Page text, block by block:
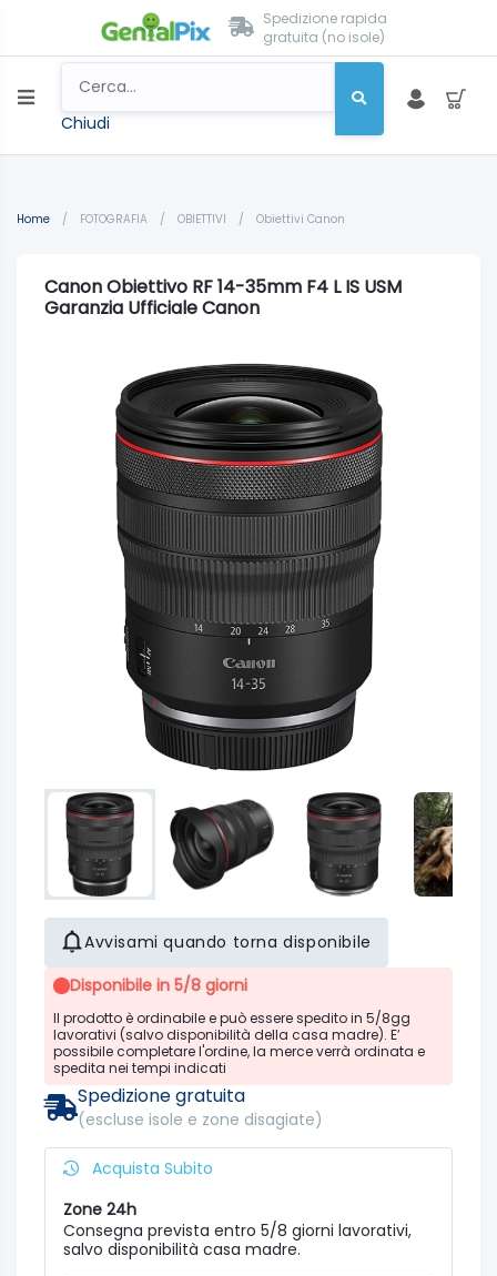
Spedizione rapida
gratuita (no isole)
Chiudi
Home / FOTOGRAFIA / OBIETTIVI / Obiettivi Canon
Canon Obiettivo RF 14-35mm F4 L IS USM
Garanzia Ufficiale Canon
Avvisami quando torna disponibile
Disponibile in 5/8 giorni
Il prodotto è ordinabile e può essere spedito in 5/8gg
lavorativi (salvo disponibilità della casa madre). E’
possibile completare l'ordine, la merce verrà ordinata e
spedita nei tempi indicati
Spedizione gratuita
(escluse isole e zone disagiate)
Acquista Subito
Zone 24h
Consegna prevista entro 5/8 giorni lavorativi,
salvo disponibilità casa madre.